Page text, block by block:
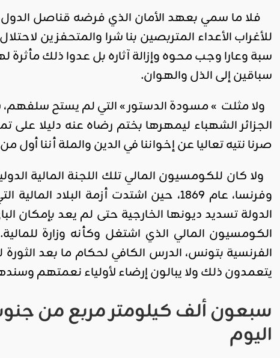
للأغراب الأعداء المتربصين بنا شرا والمتحفزين
سبة وعارا وجب محوه وإزالة آثاره بل عدوا ذلك مأثرة
سباقين إلى الذل والهوان.
الجزائر الشهباء ليمهرها بختم رضاه عنه دليلا على
صرنا نتيه تعاليا عن إخواننا في الدين والملة أننا أول
ولا كان للكومسيون المالي تلك اللجنة المالية
وفرنسا، عام 1869، حين اشتدت أزمة
الدولة تسديد ديونها الخارجية حتى لم يعد بإمكان
الفرنسية بتونس، الدرس الكافي لحكام ما بعد
يتعمدون ذلك ولا يبالون إرضاء لأولياء نعمتهم
سبعون ألف كيلومتر مربع من جنوب
اليوم